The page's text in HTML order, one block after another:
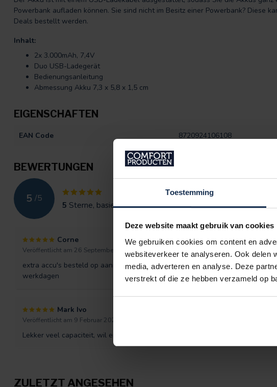
Toestemming
Deze website maakt gebruik van cookies
We gebruiken cookies om content en
websiteverkeer te analyseren. Ook delen
media, adverteren en analyse. Deze
verstrekt of die ze hebben verzameld op
Powerbank aufladen können. Sie sind nicht im Besitz einer Powerbank? Diese
Deals bestellt werden.
Inhalt:
2x 3.000mAh, 7,4V
Duo USB-Ladegerät
Bedienungsanleitung
Abmessung Akku 7,3 x 5,8 x 1,5 cm
EIGENSCHAFTEN
EAN Code 8720924106108
BEWERTUNGEN
5 /5
5 Sterne, basierend auf2Bewertungen
Corne
Veröffentlicht am 26 September 2024 at 08:48
extra accu's besteld op aanraden van een aardige medewerker, nu zit ik
werkdagen
Mark Ivo
Veröffentlicht am 9 Februar 2022 at 10:11
Lekker veel capaciteit, wil er nog een set bestellen. Wanneer komen deze
ZULETZT ANGESEHEN